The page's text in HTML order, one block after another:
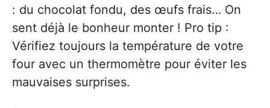
: du chocolat fondu, des œufs frais… On
sent déjà le bonheur monter ! Pro tip :
Vérifiez toujours la température de votre
four avec un thermomètre pour éviter les
mauvaises surprises.